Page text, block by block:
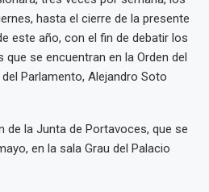
hasta el cierre de la presente
este año, con el fin de debatir los
se encuentran en la Orden del
Parlamento, Alejandro Soto
de la Junta de Portavoces, que se
en la sala Grau del Palacio